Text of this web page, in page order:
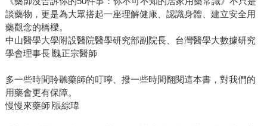
談藥物，更是為大眾搭起一座理解健康、認識身體、建立安全用
藥觀念的橋樑。
中山醫學大學附設醫院醫學研究部副院長、台灣醫學大數據研究
學會理事長∣魏正宗醫師
多一些時間聆聽藥師的叮嚀、撥一些時間翻閱這本書，對我們的
用藥會更有保障。
慢慢來藥師∣張綜瑋